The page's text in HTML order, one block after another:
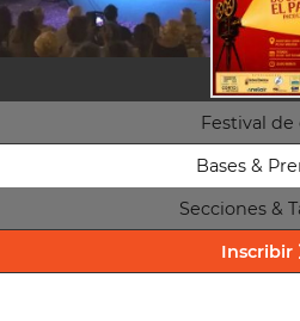
Festival de
Bases &
Secciones &
Inscribir